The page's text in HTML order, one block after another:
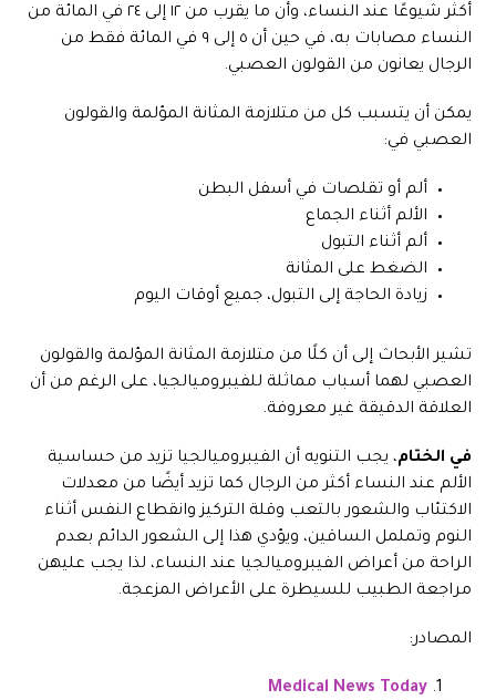
أكثر شيوعًا عند النساء، وأن ما يقرب من ١٢ إلى ٢٤ في المائة من
النساء مصابات به، في حين أن ٥ إلى ٩ في المائة فقط من
الرجال يعانون من القولون العصبي.
يمكن أن يتسبب كل من متلازمة المثانة المؤلمة والقولون
العصبي في:
ألم أو تقلصات في أسفل البطن
الألم أثناء الجماع
ألم أثناء التبول
الضغط على المثانة
زيادة الحاجة إلى التبول، جميع أوقات اليوم
تشير الأبحاث إلى أن كلًا من متلازمة المثانة المؤلمة والقولون
العصبي لهما أسباب مماثلة للفيبروميالجيا، على الرغم من أن
العلاقة الدقيقة غير معروفة.
في الختام، يجب التنويه أن الفيبروميالجيا تزيد من حساسية
الألم عند النساء أكثر من الرجال كما تزيد أيضًا من معدلات
الاكتئاب والشعور بالتعب وقلة التركيز وانقطاع النفس أثناء
النوم وتململ الساقين، ويؤدي هذا إلى الشعور الدائم بعدم
الراحة من أعراض الفيبروميالجيا عند النساء، لذا يجب عليهن
مراجعة الطبيب للسيطرة على الأعراض المزعجة.
المصادر:
Medical News Today